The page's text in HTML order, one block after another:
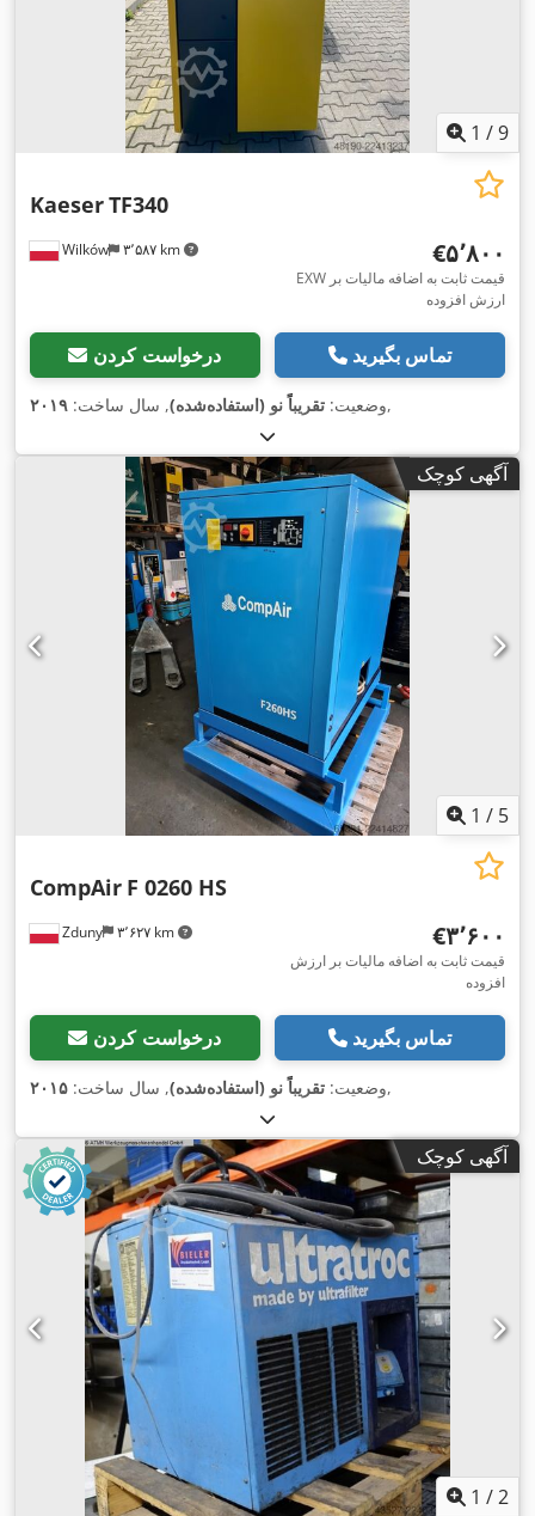
1 /9
Wilków ۳٬۵۸۷ km
KaeserTF340
‎€۵٬۸۰۰
EXW قیمت ثابت به اضافه مالیات بر
ارزش افزوده
درخواست کردن تماس بگیرید
وضعیت: تقریباً نو (استفاده‌شده), سال ساخت: ۲۰۱۹ ,
آگهی کوچک
1 / 5
Zduny ۳٬۶۲۷ km
CompAir F 0260 HS
‎€۳٬۶۰۰
قیمت ثابت به اضافه مالیات بر ارزش
افزوده
درخواست کردن تماس بگیرید
وضعیت: تقریباً نو (استفاده‌شده), سال ساخت: ۲۰۱۵ ,
آگهی کوچک
1 /2